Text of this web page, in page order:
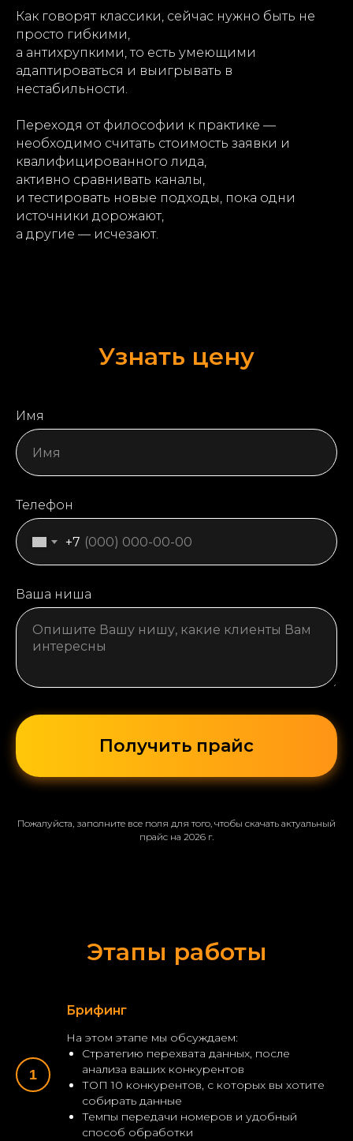
Как говорят классики, сейчас нужно быть не
просто гибкими,
а антихрупкими, то есть умеющими
адаптироваться и выигрывать в
нестабильности.
Переходя от философии к практике —
необходимо считать стоимость заявки и
квалифицированного лида,
активно сравнивать каналы,
и тестировать новые подходы, пока одни
источники дорожают,
а другие — исчезают.
Узнать цену
Имя
Телефон
+7
Ваша ниша
Получить прайс
Пожалуйста, заполните все поля для того, чтобы скачать актуальный
прайс на 2026 г.
Этапы работы
Брифинг
На этом этапе мы обсуждаем:
Стратегию перехвата данных, после
анализа ваших конкурентов
ТОП 10 конкурентов, с которых вы хотите
собирать данные
Темпы передачи номеров и удобный
способ обработки